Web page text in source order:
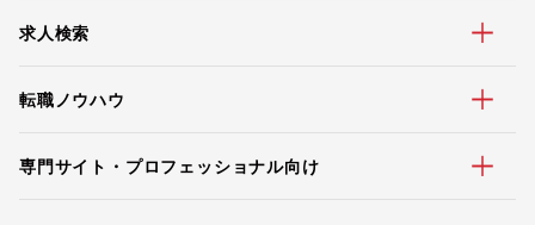
求人検索
転職ノウハウ
専門サイト・プロフェッショナル向け